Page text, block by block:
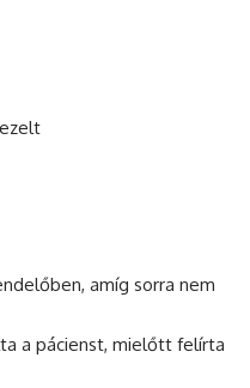
amíg sorra nem
a pácienst, mielőtt felírta